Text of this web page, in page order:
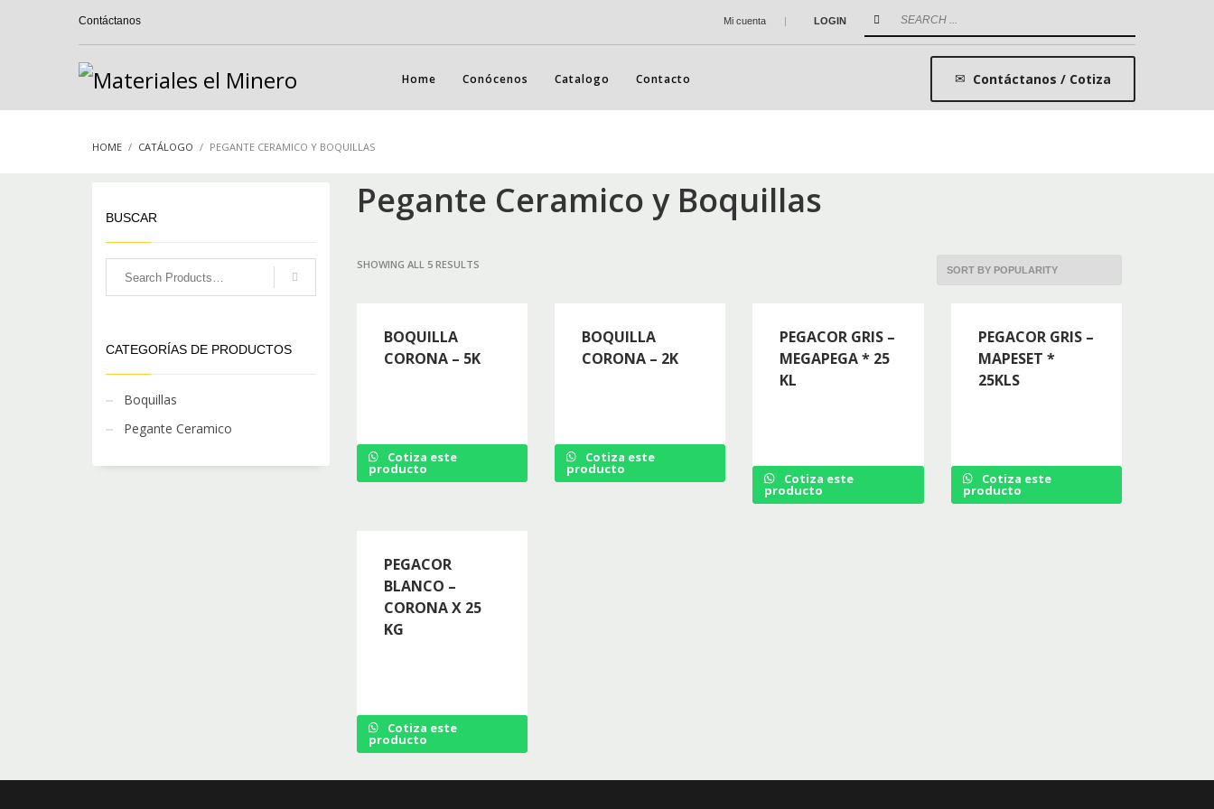
Contáctanos Mi cuenta | LOGIN
Home Conócenos Catalogo Contacto Contáctanos / Cotiza
HOME CATÁLOGO PEGANTE CERAMICO Y BOQUILLAS
Pegante Ceramico y Boquillas
SHOWING ALL 5 RESULTS
BOQUILLA
CORONA – 5K
Cotiza este
producto
BOQUILLA
CORONA – 2K
Cotiza este
producto
PEGACOR GRIS –
MEGAPEGA * 25
KL
Cotiza este
producto
PEGACOR GRIS –
MAPESET *
25KLS
Cotiza este
producto
PEGACOR
BLANCO –
CORONA X 25
KG
Cotiza este
producto
BUSCAR
CATEGORÍAS DE PRODUCTOS
Boquillas
Pegante Ceramico